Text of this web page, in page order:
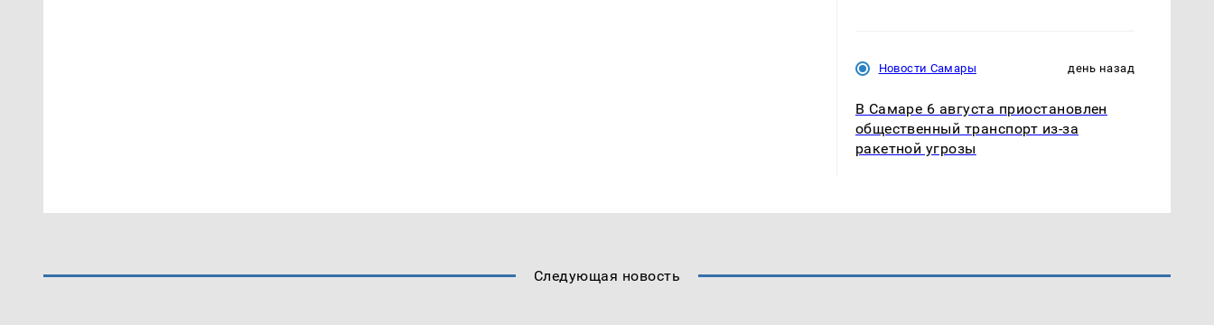
Новости Самары день назад
В Самаре 6 августа приостановлен
общественный транспорт из-за
ракетной угрозы
Следующая новость